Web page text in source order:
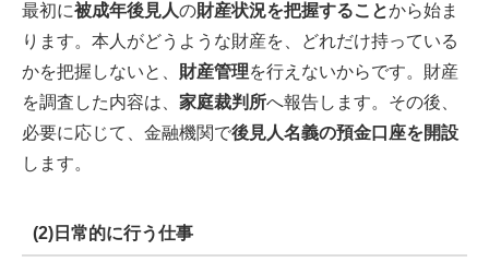
最初に被成年後見人の財産状況を把握することから始ま
ります。本人がどうような財産を、どれだけ持っている
かを把握しないと、 財産管理を行えないからです。財産
を調査した内容は、 家庭裁判所へ報告します。その後、
必要に応じて、金融機関で後見人名義の預金口座を開設
します。
(2)日常的に行う仕事